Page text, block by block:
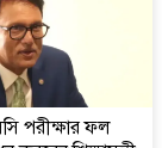
পরীক্ষার ফল